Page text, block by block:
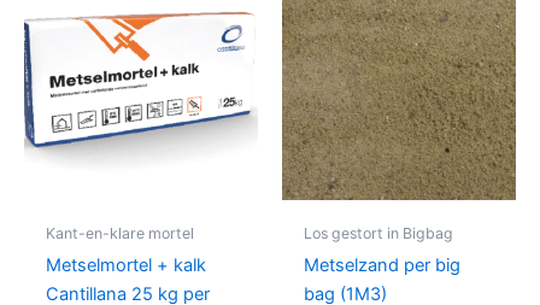
Kant-en-klare mortel
Metselmortel + kalk
Cantillana 25 kg per
Los gestort in Bigbag
Metselzand per big
bag (1M3)